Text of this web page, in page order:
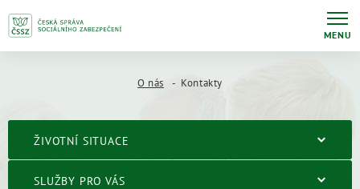
MENU
O nás Kontakty
ŽIVOTNÍ SITUACE
SLUŽBY PRO VÁS